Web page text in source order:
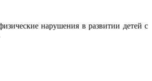
нарушения в развитии детей с